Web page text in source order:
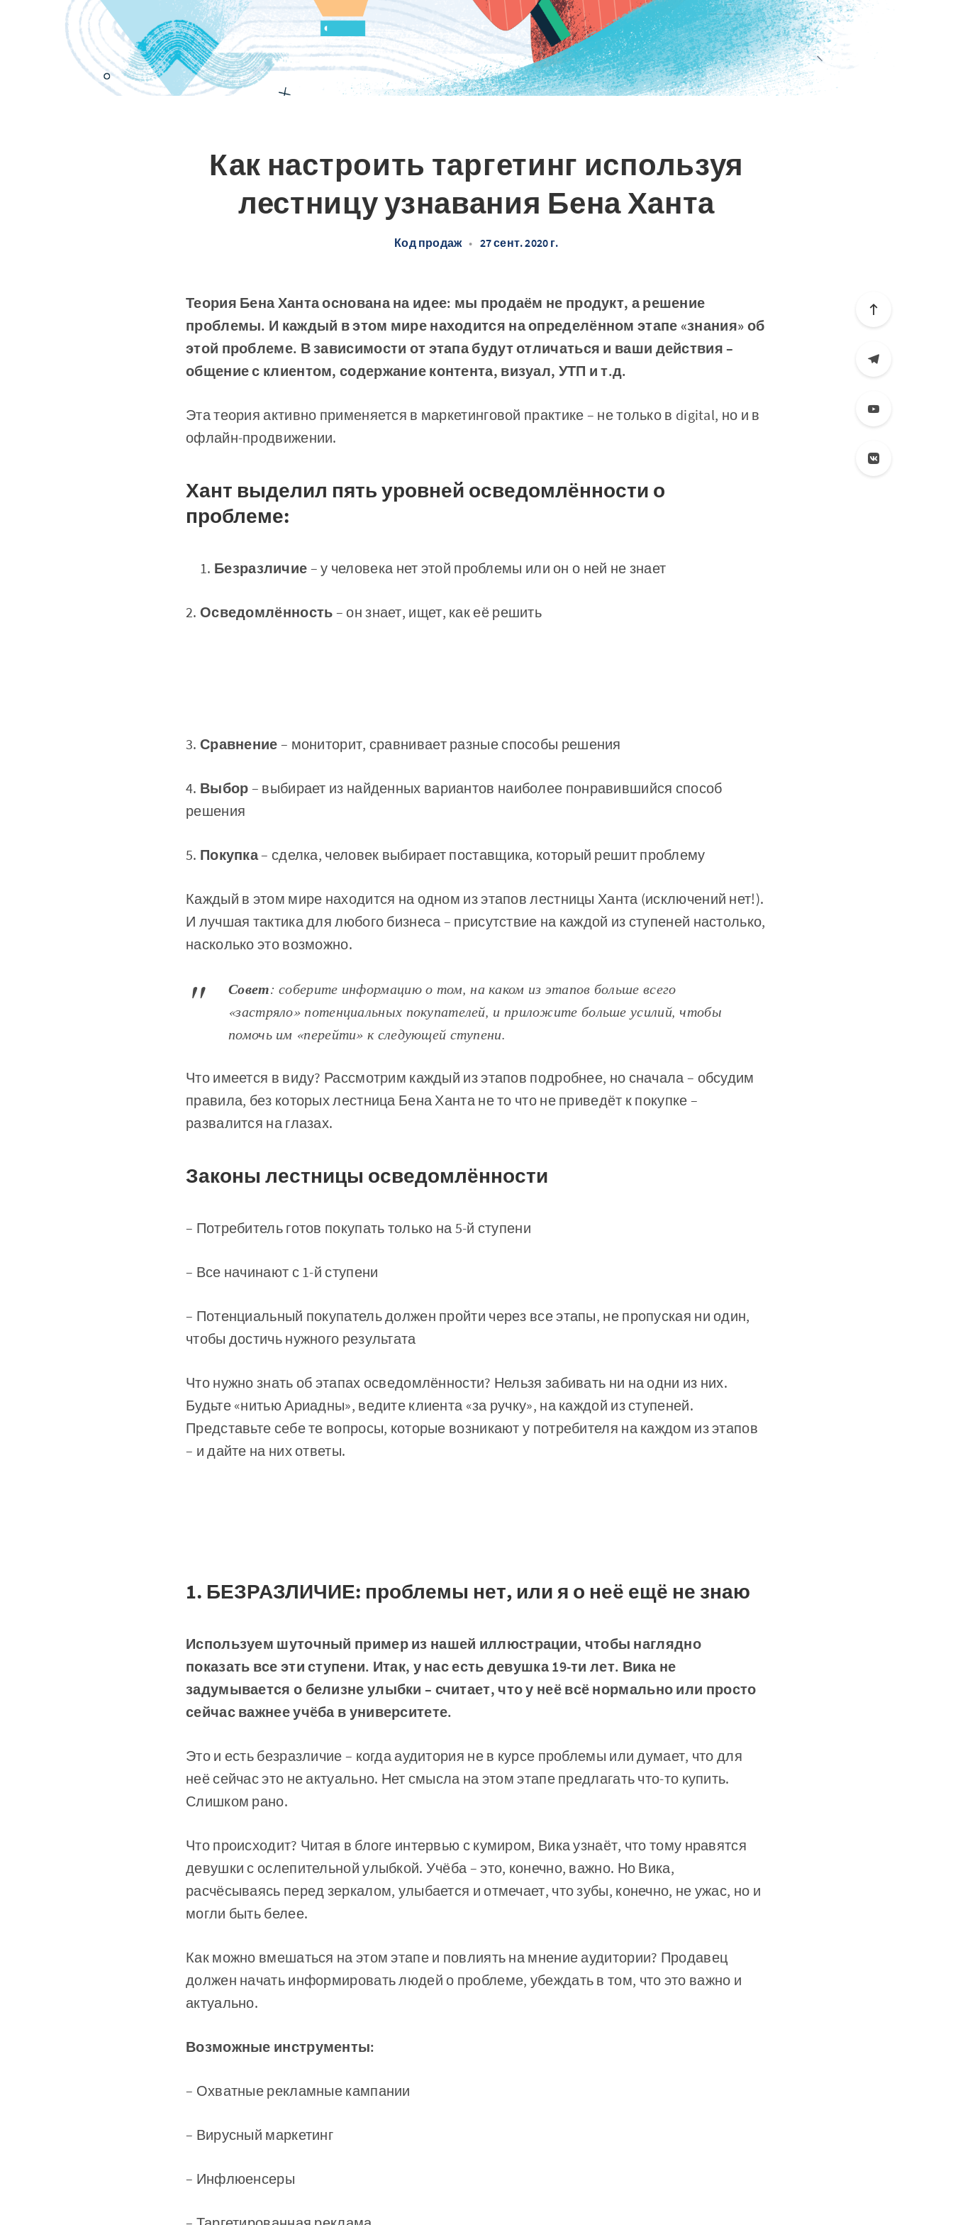
Как настроить таргетинг используя
лестницу узнавания Бена Ханта
Код продаж • 27 сент. 2020 г.
Теория Бена Ханта основана на идее: мы продаём не продукт, а решение
проблемы. И каждый в этом мире находится на определённом этапе «знания» об
этой проблеме. В зависимости от этапа будут отличаться и ваши действия –
общение с клиентом, содержание контента, визуал, УТП и т.д.
Эта теория активно применяется в маркетинговой практике – не только в digital, но и в
офлайн-продвижении.
Хант выделил пять уровней осведомлённости о
проблеме:
Безразличие – у человека нет этой проблемы или он о ней не знает
2. Осведомлённость – он знает, ищет, как её решить
3. Сравнение – мониторит, сравнивает разные способы решения
4. Выбор – выбирает из найденных вариантов наиболее понравившийся способ
решения
5. Покупка– сделка, человек выбирает поставщика, который решит проблему
Каждый в этом мире находится на одном из этапов лестницы Ханта (исключений нет!).
И лучшая тактика для любого бизнеса – присутствие на каждой из ступеней настолько,
насколько это возможно.
Совет: соберите информацию о том, на каком из этапов больше всего
«застряло» потенциальных покупателей, и приложите больше усилий, чтобы
помочь им «перейти» к следующей ступени.
Что имеется в виду? Рассмотрим каждый из этапов подробнее, но сначала – обсудим
правила, без которых лестница Бена Ханта не то что не приведёт к покупке –
развалится на глазах.
Законы лестницы осведомлённости
– Потребитель готов покупать только на 5-й ступени
– Все начинают с 1-й ступени
– Потенциальный покупатель должен пройти через все этапы, не пропуская ни один,
чтобы достичь нужного результата
Что нужно знать об этапах осведомлённости? Нельзя забивать ни на одни из них.
Будьте «нитью Ариадны», ведите клиента «за ручку», на каждой из ступеней.
Представьте себе те вопросы, которые возникают у потребителя на каждом из этапов
– и дайте на них ответы.
1. БЕЗРАЗЛИЧИЕ: проблемы нет, или я о неё ещё не знаю
Используем шуточный пример из нашей иллюстрации, чтобы наглядно
показать все эти ступени. Итак, у нас есть девушка 19-ти лет. Вика не
задумывается о белизне улыбки – считает, что у неё всё нормально или просто
сейчас важнее учёба в университете.
Это и есть безразличие – когда аудитория не в курсе проблемы или думает, что для
неё сейчас это не актуально. Нет смысла на этом этапе предлагать что-то купить.
Слишком рано.
Что происходит? Читая в блоге интервью с кумиром, Вика узнаёт, что тому нравятся
девушки с ослепительной улыбкой. Учёба – это, конечно, важно. Но Вика,
расчёсываясь перед зеркалом, улыбается и отмечает, что зубы, конечно, не ужас, но и
могли быть белее.
Как можно вмешаться на этом этапе и повлиять на мнение аудитории? Продавец
должен начать информировать людей о проблеме, убеждать в том, что это важно и
актуально.
Возможные инструменты:
– Охватные рекламные кампании
– Вирусный маркетинг
– Инфлюенсеры